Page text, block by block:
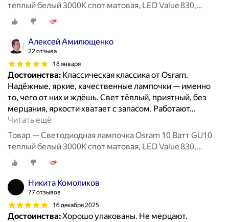
теплый белый 3000K спот матовая, LED Value 830,
PAR16, 800лм 220-240V, набор 5шт
Алексей Амилющенко
22 отзыва
18 января
Достоинства: Классическая классика от Osram.
Надёжные, яркие, качественные лампочки — именно
то, чего от них и ждёшь. Свет тёплый, приятный, без
мерцания, яркости хватает с запасом. Работают…
Читать ещё
Товар — Светодиодная лампочка Osram 10 Ватт GU10
теплый белый 3000K спот матовая, LED Value 830,
PAR16, 800лм 220-240V, набор 5шт
Никита Комоликов
77 отзывов
16 декабря 2025
Достоинства:Хорошо упакованы. Не мерцают.